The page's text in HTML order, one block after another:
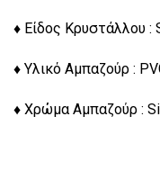
♦ Είδος Κρυστάλλου :
♦ Υλικό Αμπαζούρ :
♦ Χρώμα Αμπαζούρ :